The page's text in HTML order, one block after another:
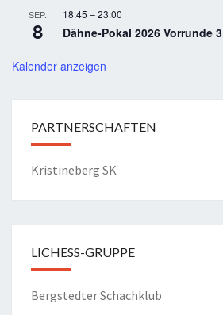
SEP.
8
18:45 –23:00
Dähne-Pokal 2026 Vorrunde 3
Kalender anzeigen
PARTNERSCHAFTEN
Kristineberg SK
LICHESS-GRUPPE
Bergstedter Schachklub